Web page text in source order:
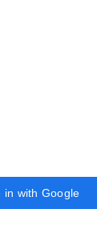
in with Google